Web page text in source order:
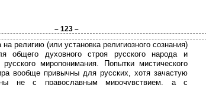
– 123 –
на религию (или установка религиозного сознания)
общего духовного строя русского народа и
русского миропонимания. Попытки мистического
вообще привычны для русских, хотя зачастую
не с православным мирочувствием, а с